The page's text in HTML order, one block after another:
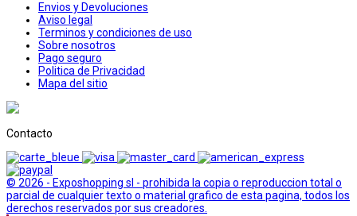
Envios y Devoluciones
Aviso legal
Terminos y condiciones de uso
Sobre nosotros
Pago seguro
Politica de Privacidad
Mapa del sitio
Contacto
© 2026 - Exposhopping sl - prohibida la copia o reproduccion total o
parcial de cualquier texto o material grafico de esta pagina, todos los
derechos reservados por sus creadores.